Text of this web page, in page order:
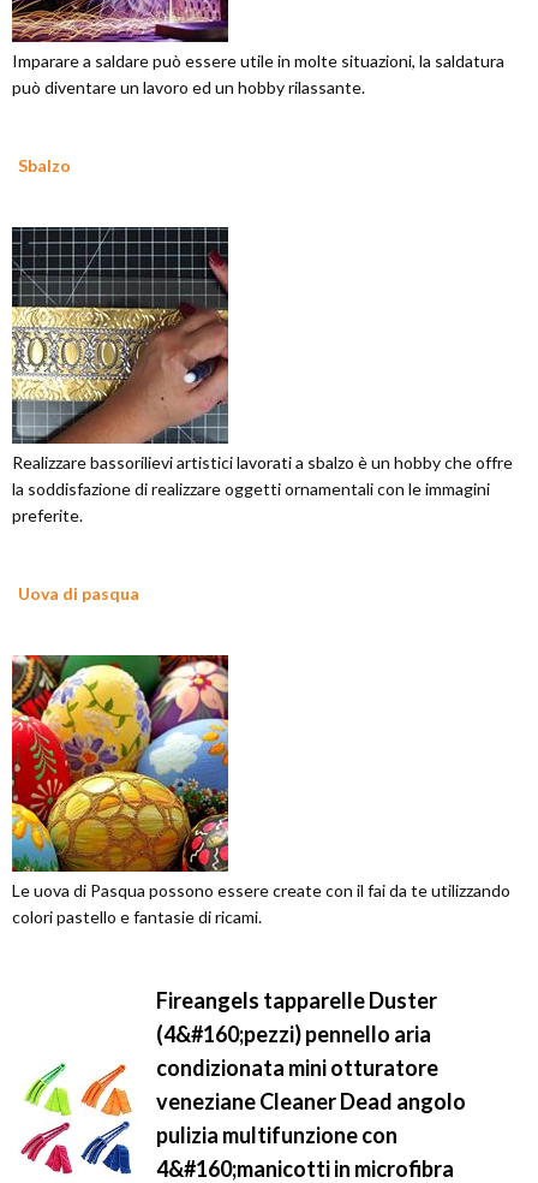
Imparare a saldare può essere utile in molte situazioni, la saldatura
può diventare un lavoro ed un hobby rilassante.
Sbalzo
Realizzare bassorilievi artistici lavorati a sbalzo è un hobby che offre
la soddisfazione di realizzare oggetti ornamentali con le immagini
preferite.
Uova di pasqua
Le uova di Pasqua possono essere create con il fai da te utilizzando
colori pastello e fantasie di ricami.
Fireangels tapparelle Duster
(4&#160;pezzi) pennello aria
condizionata mini otturatore
veneziane Cleaner Dead angolo
pulizia multifunzione con
4&#160;manicotti in microfibra